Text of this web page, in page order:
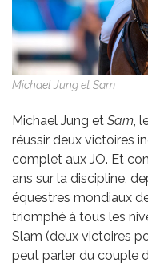
Michael Jung et Sam
Michael Jung et Sam,
réussir deux victoires
complet aux JO. Et
ans sur la discipline,
équestres mondiaux
triomphé à tous les
Slam (deux victoires
peut parler du couple